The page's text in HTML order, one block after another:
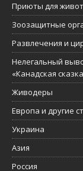
Приюты для
Зоозащитные
Развлечения и
Нелегальный
«Канадская
Живодеры
Европа и другие
Украина
Азия
Россия